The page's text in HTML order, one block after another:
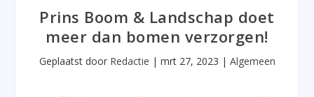
Prins Boom & Landschap doet
meer dan bomen verzorgen!
Geplaatst door Redactie | mrt 27, 2023 | Algemeen